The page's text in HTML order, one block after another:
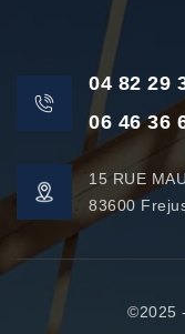
04 82 29
06 46 36
15 RUE
83600
©2025